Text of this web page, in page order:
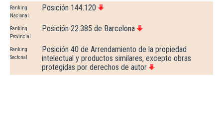
Ranking
Nacional
Posición 144.120
Ranking
Provincial
Posición 22.385 de Barcelona
Ranking
Sectorial
Posición 40 de Arrendamiento de la propiedad
intelectual y productos similares, excepto obras
protegidas por derechos de autor